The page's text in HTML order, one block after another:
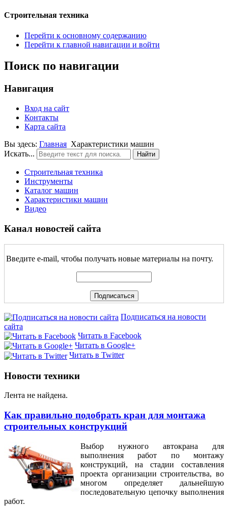
Строительная техника
Перейти к основному содержанию
Перейти к главной навигации и войти
Поиск по навигации
Навигация
Вход на сайт
Контакты
Карта сайта
Вы здесь: Главная Характеристики машин
Искать...
Найти
Строительная техника
Инструменты
Каталог машин
Характеристики машин
Видео
Канал новостей сайта
Введите e-mail, чтобы получать новые материалы на почту.
Подписаться на новости
сайта
Читать в Facebook
Читать в Google+
Читать в Twitter
Новости техники
Лента не найдена.
Как правильно подобрать кран для монтажа
строительных конструкций
Выбор нужного автокрана для
выполнения работ по монтажу
конструкций, на стадии составления
проекта организации строительства, во
многом определяет дальнейшую
последовательную цепочку выполнения
работ.